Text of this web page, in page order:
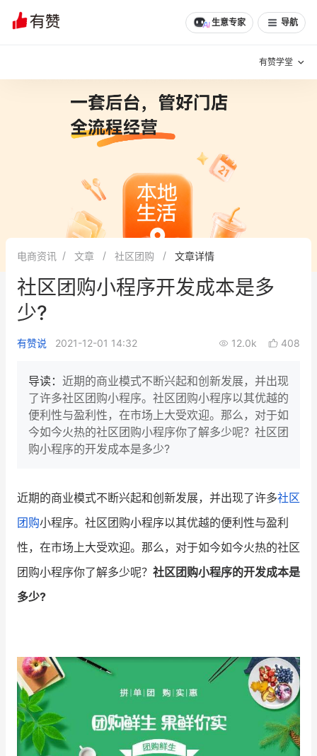
生意专家 导航
有赞学堂
增长方法
有赞专家说
新零售最佳实践
面对面聊增长
增长产品指南
智库 产品场景库
行业洞察
品牌消费观 行业报告
培训课程
增长俱乐部
增长俱乐部 有赞商盟
商家社区 社群交流
文章 问诊 分享
电商资讯 文章 社区团购 文章详情
社区团购小程序开发成本是多
少?
有赞说 2021-12-01 14:32 12.0k 408
导读： 近期的商业模式不断兴起和创新发展，并出现
了许多社区团购小程序。社区团购小程序以其优越的
便利性与盈利性，在市场上大受欢迎。那么，对于如
今如今火热的社区团购小程序你了解多少呢？社区团
购小程序的开发成本是多少?
近期的商业模式不断兴起和创新发展，并出现了许多社区
团购小程序。社区团购小程序以其优越的便利性与盈利
性，在市场上大受欢迎。那么，对于如今如今火热的社区
团购小程序你了解多少呢？ 社区团购小程序的开发成本是
多少?